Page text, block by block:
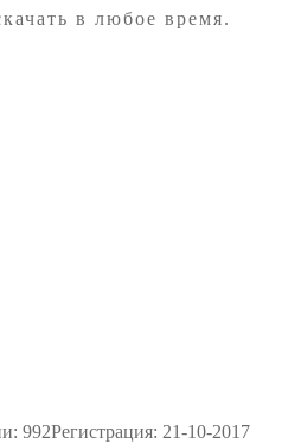
в любое время.
992Регистрация: 21-10-2017